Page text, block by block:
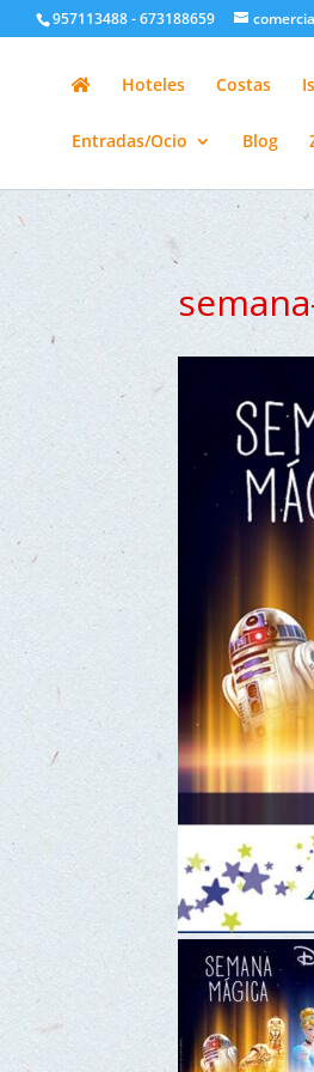
google-site-957113488 - 673188659
Hoteles Costas
Entradas/Ocio Blog